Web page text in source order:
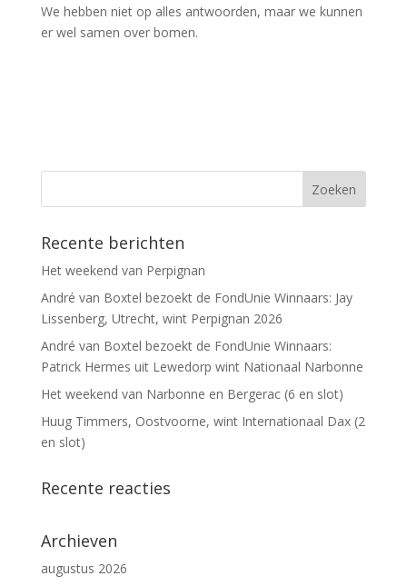
We hebben niet op alles antwoorden, maar we kunnen
er wel samen over bomen.
Recente berichten
Het weekend van Perpignan
André van Boxtel bezoekt de FondUnie Winnaars: Jay
Lissenberg, Utrecht, wint Perpignan 2026
André van Boxtel bezoekt de FondUnie Winnaars:
Patrick Hermes uit Lewedorp wint Nationaal Narbonne
Het weekend van Narbonne en Bergerac (6 en slot)
Huug Timmers, Oostvoorne, wint Internationaal Dax (2
en slot)
Recente reacties
Archieven
augustus 2026